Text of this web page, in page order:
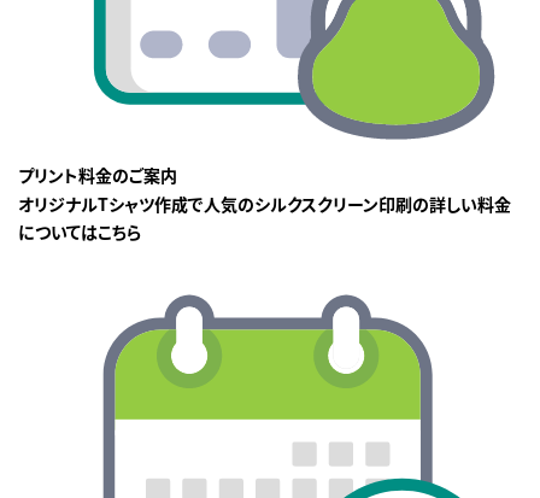
プリント料金のご案内
オリジナルTシャツ作成で人気のシルクスクリーン印刷の詳しい料金
についてはこちら